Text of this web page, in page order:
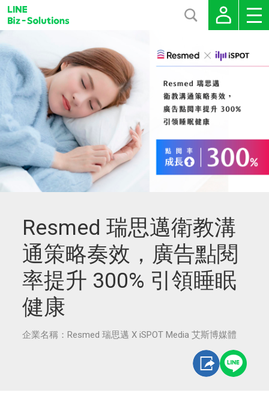
Resmed 瑞思邁衛教溝
通策略奏效，廣告點閱
率提升 300% 引領睡眠
健康
企業名稱：Resmed 瑞思邁 X iSPOT Media 艾斯博媒體